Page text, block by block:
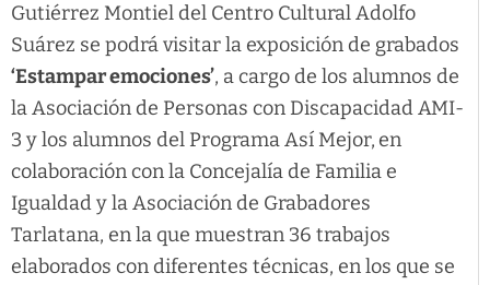
Gutiérrez Montiel del Centro Cultural Adolfo
Suárez se podrá visitar la exposición de grabados
‘Estampar emociones’, a cargo de los alumnos de
la Asociación de Personas con Discapacidad AMI-
3 y los alumnos del Programa Así Mejor, en
colaboración con la Concejalía de Familia e
Igualdad y la Asociación de Grabadores
Tarlatana, en la que muestran 36 trabajos
elaborados con diferentes técnicas, en los que se